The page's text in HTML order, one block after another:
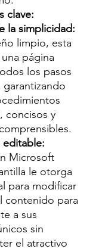
clave:
la simplicidad:
limpio, esta
página
los pasos
garantizando
concisos y
editable:
Microsoft
le otorga
para modificar
contenido para
a sus
sin
el atractivo